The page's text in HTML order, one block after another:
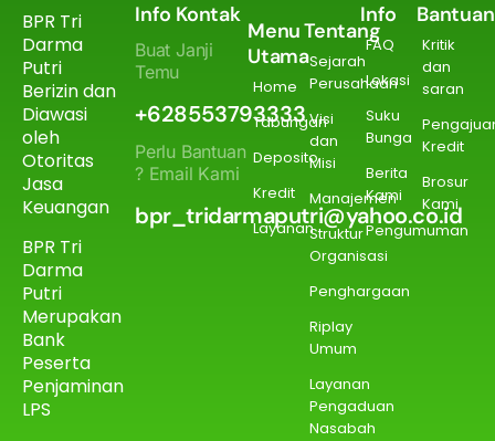
BPR Tri
Darma
Putri
Berizin dan
Diawasi
oleh
Otoritas
Jasa
Keuangan
BPR Tri
Darma
Putri
Merupakan
Bank
Peserta
Penjaminan
LPS
Info Kontak
Buat Janji
Temu
+628553793333
Perlu Bantuan
? Email Kami
bpr_tridarmaputri@yahoo.co.id
Menu
Utama
Home
Tabungan
Deposito
Kredit
Layanan
Tentang
Sejarah
Perusahaan
Visi
dan
Misi
Manajemen
Struktur
Organisasi
Penghargaan
Riplay
Umum
Layanan
Pengaduan
Nasabah
Info
FAQ
Lokasi
Suku
Bunga
Berita
Kami
Pengumuman
Bantuan
Kritik
dan
saran
Kredit
Brosur
Kami